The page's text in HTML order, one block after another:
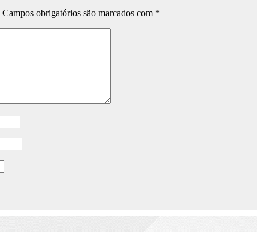
Campos obrigatórios são marcados com *